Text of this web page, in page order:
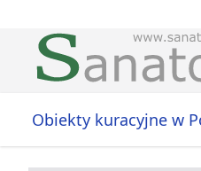
Obiekty kuracyjne w